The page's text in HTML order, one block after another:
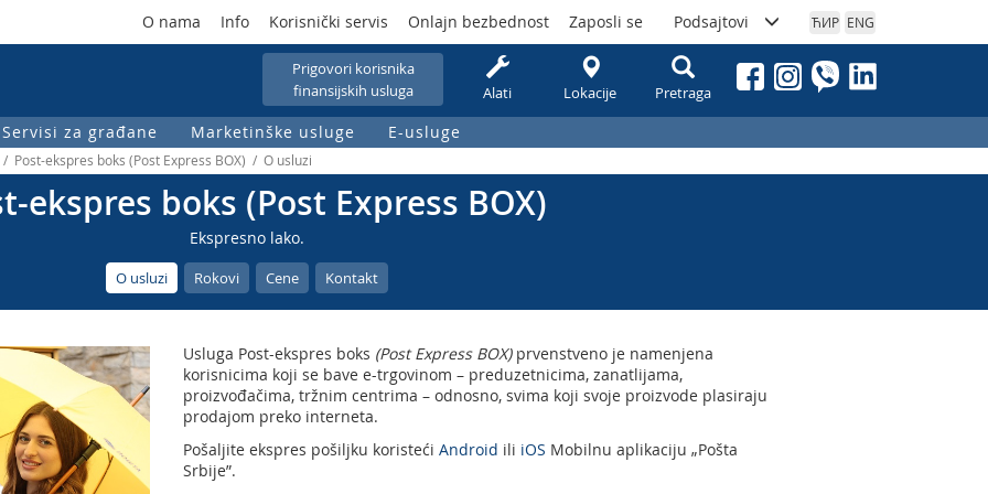
Prigovori korisnika
finansijskih usluga
Alati Lokacije Pretraga
O nama Info Korisnički servis Onlajn bezbednost Zaposli se Podsajtovi ЋИР ENG
Servisi za građane Marketinške usluge E-usluge
ekspres boks (Post Express BOX) / O usluzi
ekspres boks (Post Express BOX)
Ekspresno lako.
O usluzi Rokovi Cene Kontakt
Usluga Post-ekspres boks (Post Express BOX)prvenstveno je namenjena
korisnicima koji se bave e-trgovinom – preduzetnicima, zanatlijama,
proizvođačima, tržnim centrima – odnosno, svima koji svoje proizvode plasiraju
prodajom preko interneta.
Pošaljite ekspres pošiljku koristećiAndroid ili iOS Mobilnu aplikaciju „Pošta
Srbije”.